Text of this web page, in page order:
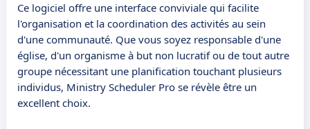
Ce logiciel offre une interface conviviale qui facilite
l'organisation et la coordination des activités au sein
d'une communauté. Que vous soyez responsable d'une
église, d'un organisme à but non lucratif ou de tout autre
groupe nécessitant une planification touchant plusieurs
individus, Ministry Scheduler Pro se révèle être un
excellent choix.